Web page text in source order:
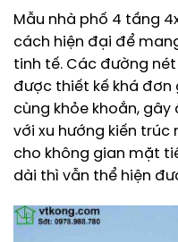
Mẫu nhà phố 4 tầng
cách hiện đại để
tinh tế. Các đường
được thiết kế khá đơn
cùng khỏe khoắn,
với xu hướng kiến trúc
cho không gian mặt
dài thì vẫn thể hiện